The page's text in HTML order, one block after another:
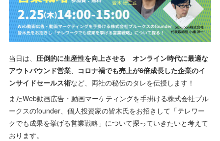
当日は、圧倒的に生産性を向上させる オンライン時代に最適な
アウトバウンド営業、 コロナ禍でも売上が6倍成長した企業のイ
ンサイドセールス術など、両社の秘伝のタレを伝授します！
またWeb動画広告・動画マーケティングを手掛ける株式会社プル
ークスのfounder、個人投資家の皆木氏をお招きして「テレワー
クでも成果を挙げる営業戦略」について探っていきたいと考えて
おります。